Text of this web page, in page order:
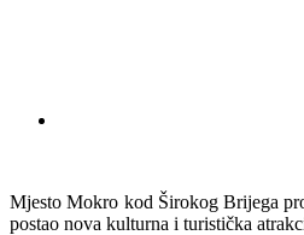
Mjesto Mokro kod Širokog Brijega
postao nova kulturna i turistička